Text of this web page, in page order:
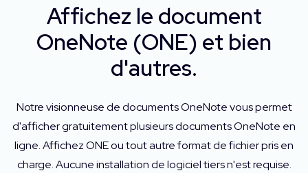
Affichez le document
OneNote (ONE) et bien
d'autres.
Notre visionneuse de documents OneNote vous permet
d'afficher gratuitement plusieurs documents OneNote en
ligne. Affichez ONE ou tout autre format de fichier pris en
charge. Aucune installation de logiciel tiers n'est requise.